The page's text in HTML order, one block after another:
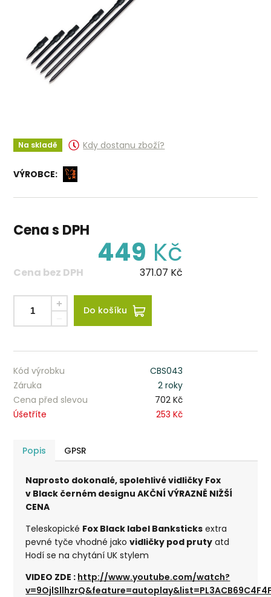
Na skladě Kdy dostanu zboží?
VÝROBCE:
Cena s DPH
449 Kč
Cena bez DPH 371.07 Kč
Do košíku
Kód výrobku
CBS043
Záruka
2 roky
Cena před slevou
702 Kč
Úšetříte
253 Kč
Popis GPSR
Naprosto dokonalé, spolehlivé vidličky Fox
v Black černém designu AKČNÍ VÝRAZNĚ NIŽŠÍ
CENA
Teleskopické Fox Black label Banksticks extra
pevné tyče vhodné jakovidličky pod pruty atd
Hodí se na chytání UK stylem
VIDEO ZDE : http://www.youtube.com/watch?